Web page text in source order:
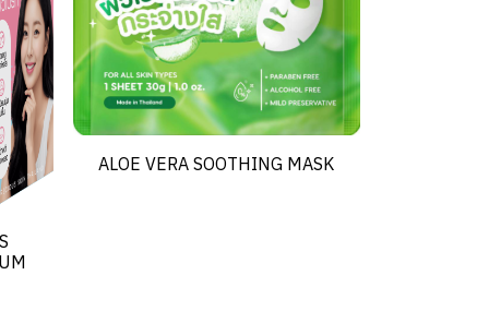
ALOE VERA SOOTHING MASK